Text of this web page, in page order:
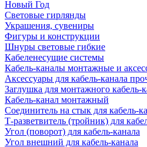
Новый Год
Световые гирлянды
Украшения, сувениры
Фигуры и конструкции
Шнуры световые гибкие
Кабеленесущие системы
Кабель-каналы монтажные и
Аксессуары для кабель-канала
Заглушка для монтажного кабель-
Кабель-канал монтажный
Соединитель на стык для кабель-
Т-разветвитель (тройник) для
Угол (поворот) для кабель-канала
Угол внешний для кабель-канала